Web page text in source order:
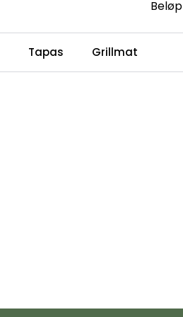
Infosenter Favoritter
Beløp
Tapas Grillmat